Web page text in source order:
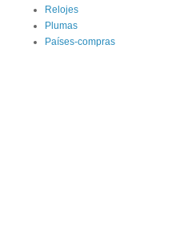
Relojes
Plumas
Países-compras